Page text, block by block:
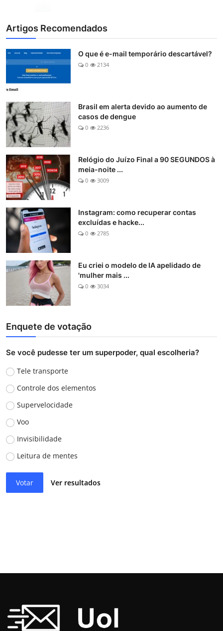
Artigos Recomendados
O que é e-mail temporário descartável?
0 2134
Brasil em alerta devido ao aumento de
casos de dengue
0 2236
Relógio do Juízo Final a 90 SEGUNDOS à
meia-noite ...
0 3009
Instagram: como recuperar contas
excluídas e hacke...
0 2785
Eu criei o modelo de IA apelidado de
'mulher mais ...
0 3034
Enquete de votação
Se você pudesse ter um superpoder, qual escolheria?
Tele transporte
Controle dos elementos
Supervelocidade
Voo
Invisibilidade
Leitura de mentes
Votar Ver resultados